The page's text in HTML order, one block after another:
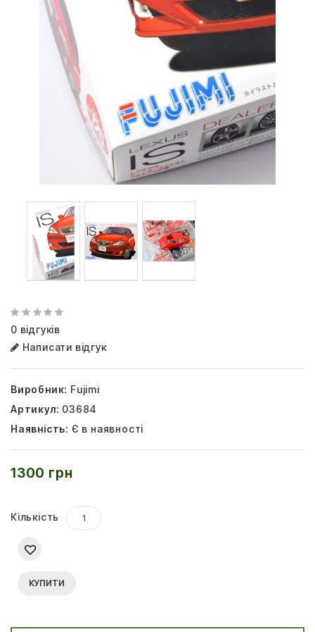
0 відгуків
Написати відгук
Виробник: Fujimi
Артикул: 03684
Наявність: Є в наявності
1300 грн
Кількість
КУПИТИ